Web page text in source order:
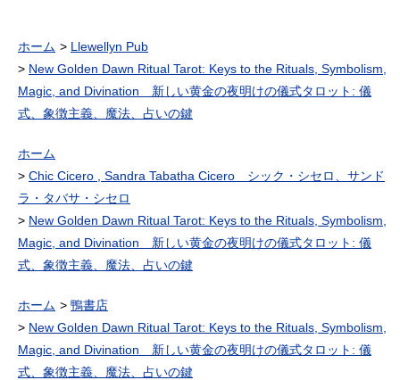
ホーム
Llewellyn Pub
New Golden Dawn Ritual Tarot: Keys to the Rituals, Symbolism,
Magic, and Divination 新しい黄金の夜明けの儀式タロット: 儀
式、象徴主義、魔法、占いの鍵
ホーム
Chic Cicero , Sandra Tabatha Cicero シック・シセロ、サンド
ラ・タバサ・シセロ
New Golden Dawn Ritual Tarot: Keys to the Rituals, Symbolism,
Magic, and Divination 新しい黄金の夜明けの儀式タロット: 儀
式、象徴主義、魔法、占いの鍵
ホーム
鴨書店
New Golden Dawn Ritual Tarot: Keys to the Rituals, Symbolism,
Magic, and Divination 新しい黄金の夜明けの儀式タロット: 儀
式、象徴主義、魔法、占いの鍵